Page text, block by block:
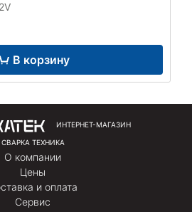
В корзину
ИНТЕРНЕТ-МАГАЗИН
СВАРКА ТЕХНИКА
О компании
Цены
и оплата
Сервис